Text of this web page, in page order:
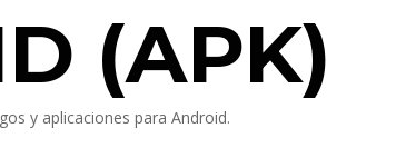
(APK)
y aplicaciones para Android.